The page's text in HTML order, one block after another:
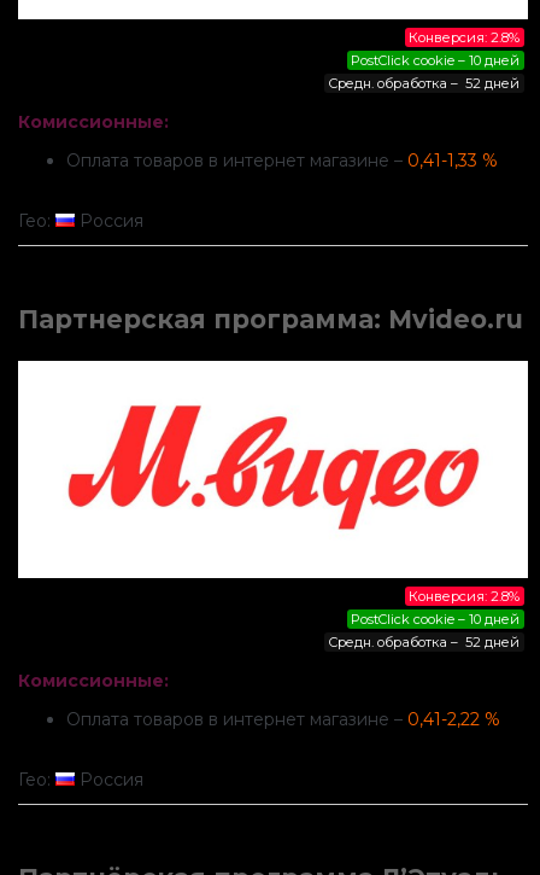
Конверсия: 2.8%
PostClick cookie – 10 дней
Средн. обработка – 52 дней
Комиссионные:
Оплата товаров в интернет магазине – 0,41-1,33 %
Гео: Россия
Партнерская программа: Mvideo.ru
Конверсия: 2.8%
PostClick cookie – 10 дней
Средн. обработка – 52 дней
Комиссионные:
Оплата товаров в интернет магазине – 0,41-2,22 %
Гео: Россия